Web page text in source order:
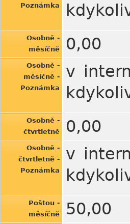
Poznámka
Osobně -
měsíčně
0,00
Osobně -
měsíčně -
Poznámka
v
Osobně -
čtvrtletně
0,00
Osobně -
čtvrtletně -
Poznámka
v
Poštou -
měsíčně
50,00